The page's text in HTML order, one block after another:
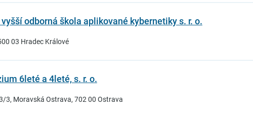
odborná škola aplikované kybernetiky s. r. o.
03 Hradec Králové
6leté a 4leté, s. r. o.
3, Moravská Ostrava, 702 00 Ostrava